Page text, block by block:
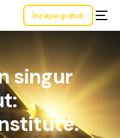
Începe gratuit
singur
t:
stitute.